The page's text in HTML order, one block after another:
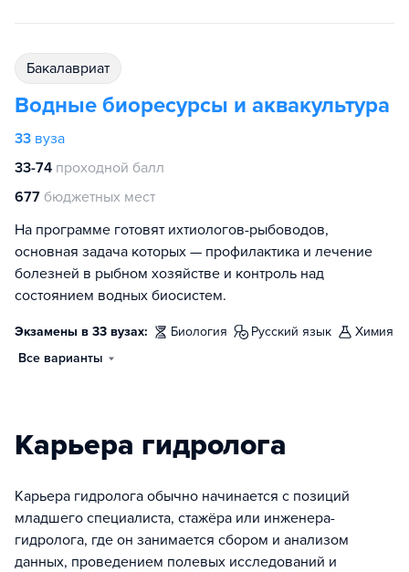
бакалавриат
Водные биоресурсы и аквакультура
33 вуза
33-74 проходной балл
677 бюджетных мест
На программе готовят ихтиологов-рыбоводов,
основная задача которых — профилактика и лечение
болезней в рыбном хозяйстве и контроль над
состоянием водных биосистем.
Экзамены в 33 вузах: биология русский язык
химия
Все варианты
Карьера гидролога
Карьера гидролога обычно начинается с позиций
младшего специалиста, стажёра или инженера-
гидролога, где он занимается сбором и анализом
данных, проведением полевых исследований и